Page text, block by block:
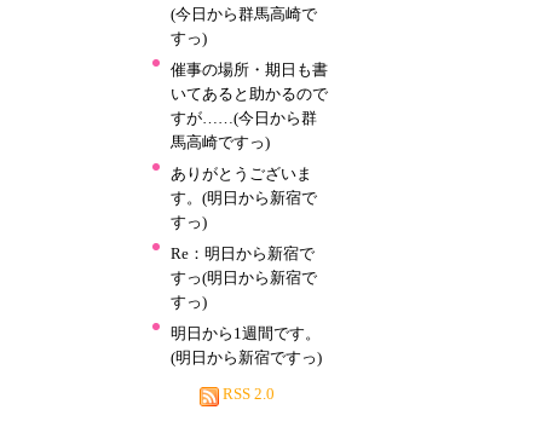
(今日から群馬高崎で
すっ)
催事の場所・期日も書
いてあると助かるので
すが……(今日から群
馬高崎ですっ)
ありがとうございま
す。(明日から新宿で
すっ)
Re：明日から新宿で
すっ(明日から新宿で
すっ)
明日から1週間です。
(明日から新宿ですっ)
RSS 2.0